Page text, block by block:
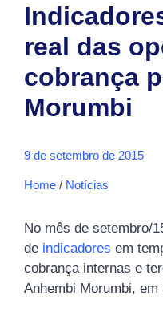
real das
cobrança
Morumbi
9 de setembro de 2015
Home / Notícias
No mês de setembro/
de indicadores em
cobrança internas e
Anhembi Morumbi, em